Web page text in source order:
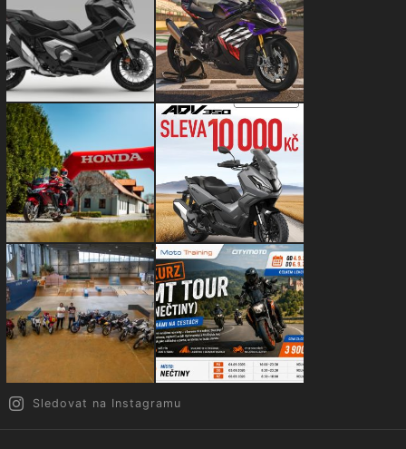
Sledovat na Instagramu